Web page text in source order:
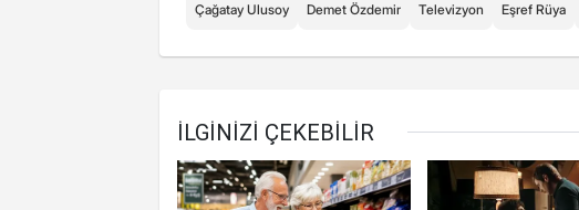
Çağatay Ulusoy Demet Özdemir Televizyon Eşref Rüya